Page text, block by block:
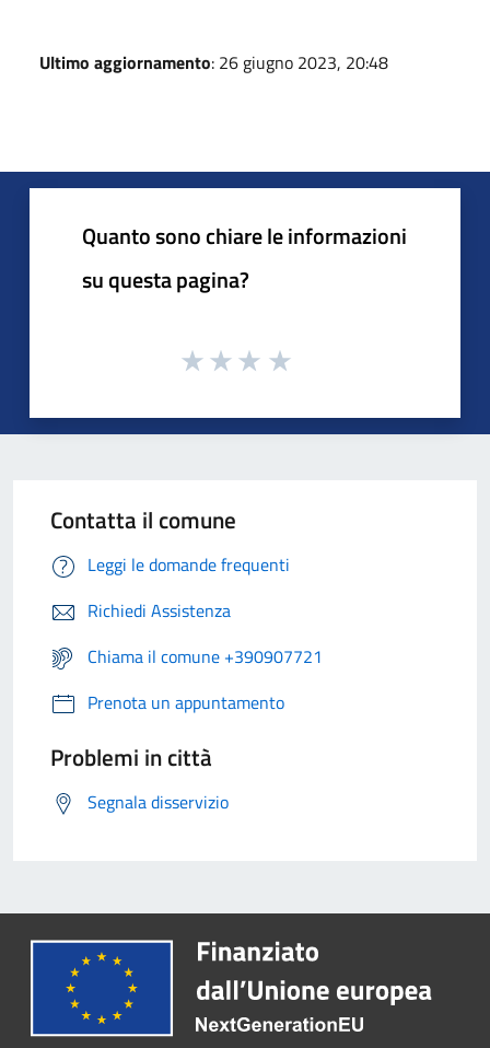
Ultimo aggiornamento: 26 giugno 2023, 20:48
Quanto sono chiare le informazioni
su questa pagina?
Contatta il comune
Leggi le domande frequenti
Richiedi Assistenza
Chiama il comune +390907721
Prenota un appuntamento
Problemi in città
Segnala disservizio